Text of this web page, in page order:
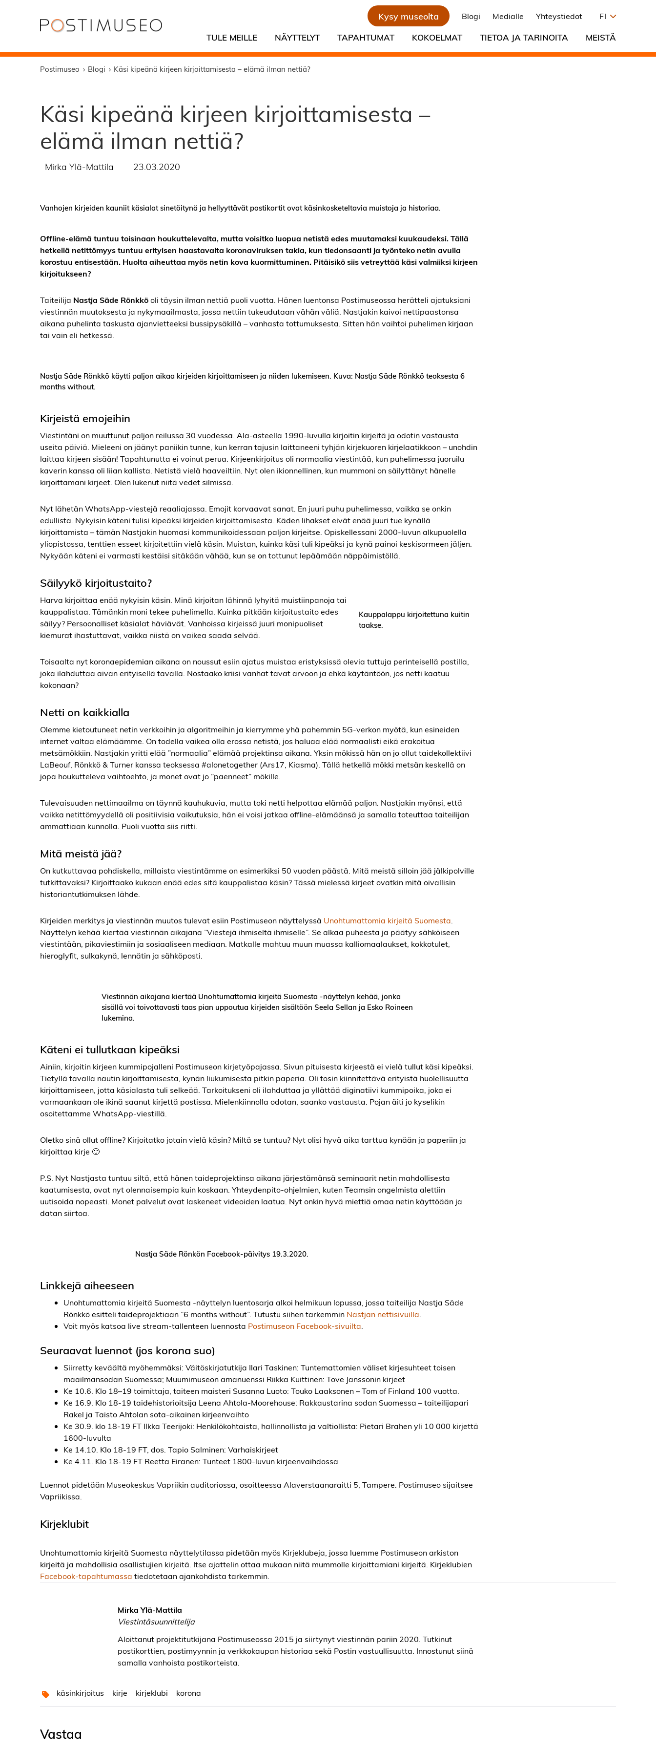
Kysy museolta Blogi Medialle Yhteystiedot FI
TULE MEILLE NÄYTTELYT TAPAHTUMAT KOKOELMAT TIETOA JA TARINOITA MEISTÄ
Postimuseo Blogi Käsi kipeänä kirjeen kirjoittamisesta – elämä ilman nettiä?
Käsi kipeänä kirjeen kirjoittamisesta –
elämä ilman nettiä?
Mirka Ylä-Mattila 23.03.2020
Vanhojen kirjeiden kauniit käsialat sinetöitynä ja hellyyttävät postikortit ovat käsinkosketeltavia muistoja ja historiaa.
Offline-elämä tuntuu toisinaan houkuttelevalta, mutta voisitko luopua netistä edes muutamaksi kuukaudeksi. Tällä
hetkellä netittömyys tuntuu erityisen haastavalta koronaviruksen takia, kun tiedonsaanti ja työnteko netin avulla
korostuu entisestään. Huolta aiheuttaa myös netin kova kuormittuminen. Pitäisikö siis vetreyttää käsi valmiiksi kirjeen
kirjoitukseen?
Taiteilija Nastja Säde Rönkköoli täysin ilman nettiä puoli vuotta. Hänen luentonsa Postimuseossa herätteli ajatuksiani
viestinnän muutoksesta ja nykymaailmasta, jossa nettiin tukeudutaan vähän väliä. Nastjakin kaivoi nettipaastonsa
aikana puhelinta taskusta ajanvietteeksi bussipysäkillä – vanhasta tottumuksesta. Sitten hän vaihtoi puhelimen kirjaan
tai vain eli hetkessä.
Nastja Säde Rönkkö käytti paljon aikaa kirjeiden kirjoittamiseen ja niiden lukemiseen. Kuva: Nastja Säde Rönkkö teoksesta 6
months without.
Kirjeistä emojeihin
Viestintäni on muuttunut paljon reilussa 30 vuodessa. Ala-asteella 1990-luvulla kirjoitin kirjeitä ja odotin vastausta
useita päiviä. Mieleeni on jäänyt paniikin tunne, kun kerran tajusin laittaneeni tyhjän kirjekuoren kirjelaatikkoon – unohdin
laittaa kirjeen sisään! Tapahtunutta ei voinut perua. Kirjeenkirjoitus oli normaalia viestintää, kun puhelimessa juoruilu
kaverin kanssa oli liian kallista. Netistä vielä haaveiltiin. Nyt olen ikionnellinen, kun mummoni on säilyttänyt hänelle
kirjoittamani kirjeet. Olen lukenut niitä vedet silmissä.
Nyt lähetän WhatsApp-viestejä reaaliajassa. Emojit korvaavat sanat. En juuri puhu puhelimessa, vaikka se onkin
edullista. Nykyisin käteni tulisi kipeäksi kirjeiden kirjoittamisesta. Käden lihakset eivät enää juuri tue kynällä
kirjoittamista – tämän Nastjakin huomasi kommunikoidessaan paljon kirjeitse. Opiskellessani 2000-luvun alkupuolella
yliopistossa, tenttien esseet kirjoitettiin vielä käsin. Muistan, kuinka käsi tuli kipeäksi ja kynä painoi keskisormeen jäljen.
Nykyään käteni ei varmasti kestäisi sitäkään vähää, kun se on tottunut lepäämään näppäimistöllä.
Säilyykö kirjoitustaito?
Kauppalappu kirjoitettuna kuitin
taakse.
Harva kirjoittaa enää nykyisin käsin. Minä kirjoitan lähinnä lyhyitä muistiinpanoja tai
kauppalistaa. Tämänkin moni tekee puhelimella. Kuinka pitkään kirjoitustaito edes
säilyy? Persoonalliset käsialat häviävät. Vanhoissa kirjeissä juuri monipuoliset
kiemurat ihastuttavat, vaikka niistä on vaikea saada selvää.
Toisaalta nyt koronaepidemian aikana on noussut esiin ajatus muistaa eristyksissä olevia tuttuja perinteisellä postilla,
joka ilahduttaa aivan erityisellä tavalla. Nostaako kriisi vanhat tavat arvoon ja ehkä käytäntöön, jos netti kaatuu
kokonaan?
Netti on kaikkialla
Olemme kietoutuneet netin verkkoihin ja algoritmeihin ja kierrymme yhä pahemmin 5G-verkon myötä, kun esineiden
internet valtaa elämäämme. On todella vaikea olla erossa netistä, jos haluaa elää normaalisti eikä erakoitua
metsämökkiin. Nastjakin yritti elää ”normaalia” elämää projektinsa aikana. Yksin mökissä hän on jo ollut taidekollektiivi
LaBeouf, Rönkkö & Turner kanssa teoksessa #alonetogether (Ars17, Kiasma). Tällä hetkellä mökki metsän keskellä on
jopa houkutteleva vaihtoehto, ja monet ovat jo ”paenneet” mökille.
Tulevaisuuden nettimaailma on täynnä kauhukuvia, mutta toki netti helpottaa elämää paljon. Nastjakin myönsi, että
vaikka netittömyydellä oli positiivisia vaikutuksia, hän ei voisi jatkaa offline-elämäänsä ja samalla toteuttaa taiteilijan
ammattiaan kunnolla. Puoli vuotta siis riitti.
Mitä meistä jää?
On kutkuttavaa pohdiskella, millaista viestintämme on esimerkiksi 50 vuoden päästä. Mitä meistä silloin jää jälkipolville
tutkittavaksi? Kirjoittaako kukaan enää edes sitä kauppalistaa käsin? Tässä mielessä kirjeet ovatkin mitä oivallisin
historiantutkimuksen lähde.
Kirjeiden merkitys ja viestinnän muutos tulevat esiin Postimuseon näyttelyssä Unohtumattomia kirjeitä Suomesta
Näyttelyn kehää kiertää viestinnän aikajana ”Viestejä ihmiseltä ihmiselle”. Se alkaa puheesta ja päätyy sähköiseen
viestintään, pikaviestimiin ja sosiaaliseen mediaan. Matkalle mahtuu muun muassa kalliomaalaukset, kokkotulet,
hieroglyfit, sulkakynä, lennätin ja sähköposti.
Viestinnän aikajana kiertää Unohtumattomia kirjeitä Suomesta -näyttelyn kehää, jonka
sisällä voi toivottavasti taas pian uppoutua kirjeiden sisältöön Seela Sellan ja Esko Roineen
lukemina.
Käteni ei tullutkaan kipeäksi
Ainiin, kirjoitin kirjeen kummipojalleni Postimuseon kirjetyöpajassa. Sivun pituisesta kirjeestä ei vielä tullut käsi kipeäksi.
Tietyllä tavalla nautin kirjoittamisesta, kynän liukumisesta pitkin paperia. Oli tosin kiinnitettävä erityistä huolellisuutta
kirjoittamiseen, jotta käsialasta tuli selkeää. Tarkoitukseni oli ilahduttaa ja yllättää diginatiivi kummipoika, joka ei
varmaankaan ole ikinä saanut kirjettä postissa. Mielenkiinnolla odotan, saanko vastausta. Pojan äiti jo kyselikin
osoitettamme WhatsApp-viestillä.
Oletko sinä ollut offline? Kirjoitatko jotain vielä käsin? Miltä se tuntuu? Nyt olisi hyvä aika tarttua kynään ja paperiin ja
kirjoittaa kirje 🙂
P.S. Nyt Nastjasta tuntuu siltä, että hänen taideprojektinsa aikana järjestämänsä seminaarit netin mahdollisesta
kaatumisesta, ovat nyt olennaisempia kuin koskaan. Yhteydenpito-ohjelmien, kuten Teamsin ongelmista alettiin
uutisoida nopeasti. Monet palvelut ovat laskeneet videoiden laatua. Nyt onkin hyvä miettiä omaa netin käyttöään ja
datan siirtoa.
Nastja Säde Rönkön Facebook-päivitys 19.3.2020.
Linkkejä aiheeseen
Unohtumattomia kirjeitä Suomesta -näyttelyn luentosarja alkoi helmikuun lopussa, jossa taiteilija Nastja Säde
Rönkkö esitteli taideprojektiaan ”6 months without”. Tutustu siihen tarkemmin Nastjan nettisivuilla
Voit myös katsoa live stream-tallenteen luennosta Postimuseon Facebook-sivuilta
Seuraavat luennot (jos korona suo)
Siirretty keväältä myöhemmäksi: Väitöskirjatutkija Ilari Taskinen: Tuntemattomien väliset kirjesuhteet toisen
maailmansodan Suomessa; Muumimuseon amanuenssi Riikka Kuittinen: Tove Janssonin kirjeet
Ke 10.6. Klo 18–19 toimittaja, taiteen maisteri Susanna Luoto: Touko Laaksonen – Tom of Finland 100 vuotta.
Ke 16.9. Klo 18-19 taidehistorioitsija Leena Ahtola-Moorehouse: Rakkaustarina sodan Suomessa – taiteilijapari
Rakel ja Taisto Ahtolan sota-aikainen kirjeenvaihto
Ke 30.9. klo 18-19 FT Ilkka Teerijoki: Henkilökohtaista, hallinnollista ja valtiollista: Pietari Brahen yli 10 000 kirjettä
1600-luvulta
Ke 14.10. Klo 18-19 FT, dos. Tapio Salminen: Varhaiskirjeet
Ke 4.11. Klo 18-19 FT Reetta Eiranen: Tunteet 1800-luvun kirjeenvaihdossa
Luennot pidetään Museokeskus Vapriikin auditoriossa, osoitteessa Alaverstaanaraitti 5, Tampere. Postimuseo sijaitsee
Vapriikissa.
Kirjeklubit
Unohtumattomia kirjeitä Suomesta näyttelytilassa pidetään myös Kirjeklubeja, jossa luemme Postimuseon arkiston
kirjeitä ja mahdollisia osallistujien kirjeitä. Itse ajattelin ottaa mukaan niitä mummolle kirjoittamiani kirjeitä. Kirjeklubien
Facebook-tapahtumassa tiedotetaan ajankohdista tarkemmin.
Mirka Ylä-Mattila
Viestintäsuunnittelija
Aloittanut projektitutkijana Postimuseossa 2015 ja siirtynyt viestinnän pariin 2020. Tutkinut
postikorttien, postimyynnin ja verkkokaupan historiaa sekä Postin vastuullisuutta. Innostunut siinä
samalla vanhoista postikorteista.
käsinkirjoitus kirje kirjeklubi korona
Vastaa